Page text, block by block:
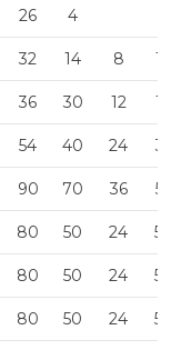
26 4
32 14 8 14
36 30 12
54 40 24
90 70 36
80 50 24
80 50 24
80 50 24